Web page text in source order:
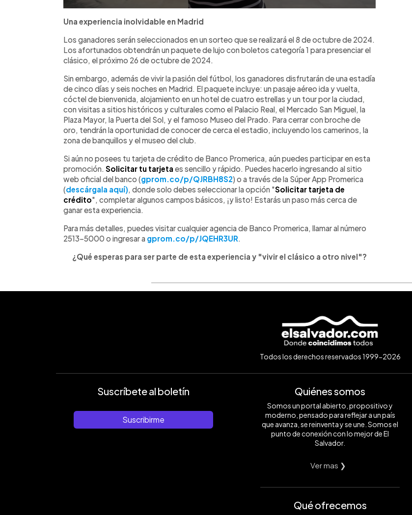
Una experiencia inolvidable en Madrid
Los ganadores serán seleccionados en un sorteo que se realizará el 8 de octubre de 2024.
Los afortunados obtendrán un paquete de lujo con boletos categoría 1 para presenciar el
clásico, el próximo 26 de octubre de 2024.
Sin embargo, además de vivir la pasión del fútbol, los ganadores disfrutarán de una estadía
de cinco días y seis noches en Madrid. El paquete incluye: un pasaje aéreo ida y vuelta,
cóctel de bienvenida, alojamiento en un hotel de cuatro estrellas y un tour por la ciudad,
con visitas a sitios históricos y culturales como el Palacio Real, el Mercado San Miguel, la
Plaza Mayor, la Puerta del Sol, y el famoso Museo del Prado. Para cerrar con broche de
oro, tendrán la oportunidad de conocer de cerca el estadio, incluyendo los camerinos, la
zona de banquillos y el museo del club.
Si aún no posees tu tarjeta de crédito de Banco Promerica, aún puedes participar en esta
promoción. Solicitar tu tarjeta es sencillo y rápido. Puedes hacerlo ingresando al sitio
web oficial del banco (gprom.co/p/QJRBH8S2) o a través de la Súper App Promerica
(descárgala aquí) , donde solo debes seleccionar la opción "Solicitar tarjeta de
crédito", completar algunos campos básicos, ¡y listo! Estarás un paso más cerca de
ganar esta experiencia.
Para más detalles, puedes visitar cualquier agencia de Banco Promerica, llamar al número
2513-5000 o ingresar a gprom.co/p/JQEHR3UR
¿Qué esperas para ser parte de esta experiencia y "vivir el clásico a otro nivel"?
Todos los derechos reservados 1999-2026
Suscríbete al boletín
Suscribirme
Quiénes somos
Somos un portal abierto, propositivo y
moderno, pensado para reflejar a un país
que avanza, se reinventa y se une. Somos el
punto de conexión con lo mejor de El
Salvador.
Ver mas ❯
Qué ofrecemos